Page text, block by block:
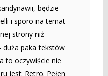
będzie
i sporo na temat
strony niż
duża paka tekstów
to oczywiście nie
jest: Retro. Pełen